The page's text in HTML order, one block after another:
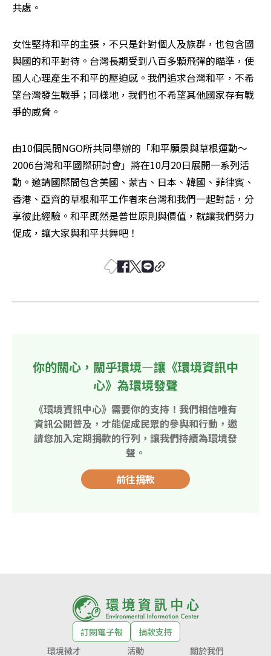
共處。
女性堅持和平的主張，不只是針對個人及族群，也包含國
與國的和平對待。台灣長期受到八百多顆飛彈的瞄準，使
國人心理產生不和平的壓迫感。我們追求台灣和平，不希
望台灣發生戰爭；同樣地，我們也不希望其他國家存有戰
爭的威脅。
由10個民間NGO所共同舉辦的「和平願景與草根運動～
2006台灣和平國際研討會」將在10月20日展開一系列活
動。邀請國際間包含美國、蒙古、日本、韓國、菲律賓、
香港、亞齊的草根和平工作者來台灣和我們一起對話，分
享彼此經驗。和平既然是普世原則與價值，就讓我們努力
促成，讓大家與和平共舞吧！
你的關心，關乎環境—讓《環境資訊中
心》為環境發聲
《環境資訊中心》需要你的支持！我們相信唯有
資訊公開普及，才能促成民眾的參與和行動，邀
請您加入定期捐款的行列，讓我們持續為環境發
聲。
前往捐款
訂閱電子報
捐款支持
環境徵才
活動 關於我們